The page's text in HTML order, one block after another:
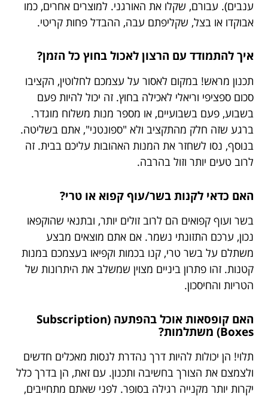
ענבים). עבורם, שקלו את האורגני. למוצרים אחרים, כמו
אבוקדו או בצל, שקליפתם עבה, ההבדל פחות קריטי.
איך להתמודד עם הרצון לאכול בחוץ כל הזמן?
תכנון מראש! במקום לאסור על עצמכם לחלוטין, הקציבו
סכום ספציפי וריאלי לאכילה בחוץ. זה יכול להיות פעם
בשבוע, פעם בשבועיים, או מספר מנות משלוח מוגדר.
ברגע שזה חלק מהתקציב ולא "ספונטני", אתם בשליטה.
בנוסף, נסו לשחזר את המנות האהובות עליכם בבית. זה
לרוב טעים יותר וזול בהרבה.
האם כדאי לקנות בשר/עוף קפוא או טרי?
בשר ועוף קפואים הם לרוב זולים יותר, ובתנאי שהוקפאו
נכון, ערכם התזונתי נשמר. אם אתם מוצאים מבצע
משתלם על בשר טרי, קנו בכמות וקפיאו בעצמכם במנות
קטנות. זהו פתרון ביניים מצוין שמשלב את היתרונות של
הטריות והחיסכון.
האם קופסאות אוכל בהפתעה (Subscription
Boxes) משתלמות?
תלוי! הן יכולות להיות דרך נהדרת לנסות מאכלים חדשים
ולצמצם את הצורך בחשיבה ותכנון. עם זאת, הן בדרך כלל
יקרות יותר מקנייה רגילה בסופר. לפני שאתם מתחייבים,